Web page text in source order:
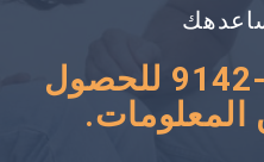
اتصل 050-212-9142 للحصول